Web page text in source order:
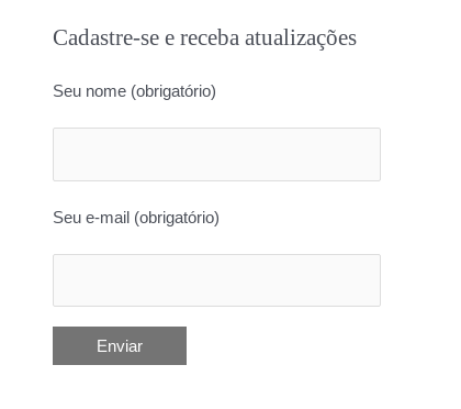
Cadastre-se e receba atualizações
Seu nome (obrigatório)
Seu e-mail (obrigatório)